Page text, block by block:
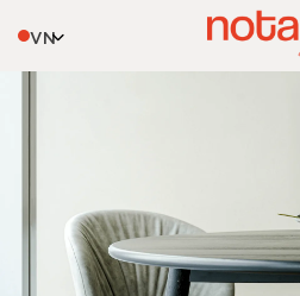
VN
thiết kế căn hộ Japandi